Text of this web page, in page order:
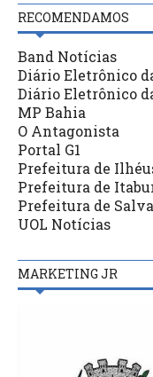
RECOMENDAMOS
Band Notícias
Diário Eletrônico
Diário Eletrônico
MP Bahia
O Antagonista
Portal G1
Prefeitura de
Prefeitura de
Prefeitura de
UOL Notícias
MARKETING JR